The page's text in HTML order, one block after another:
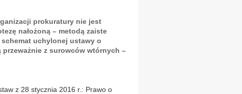
prokuratury nie jest
nałożoną – metodą zaiste
uchylonej ustawy o
z surowców wtórnych –
z 28 stycznia 2016 r.: Prawo o